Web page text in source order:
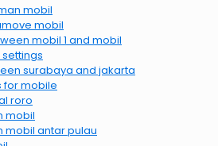
mobil
mobil
mobil 1 and mobil
surabaya and jakarta
for mobile
roro
mobil
mobil antar pulau